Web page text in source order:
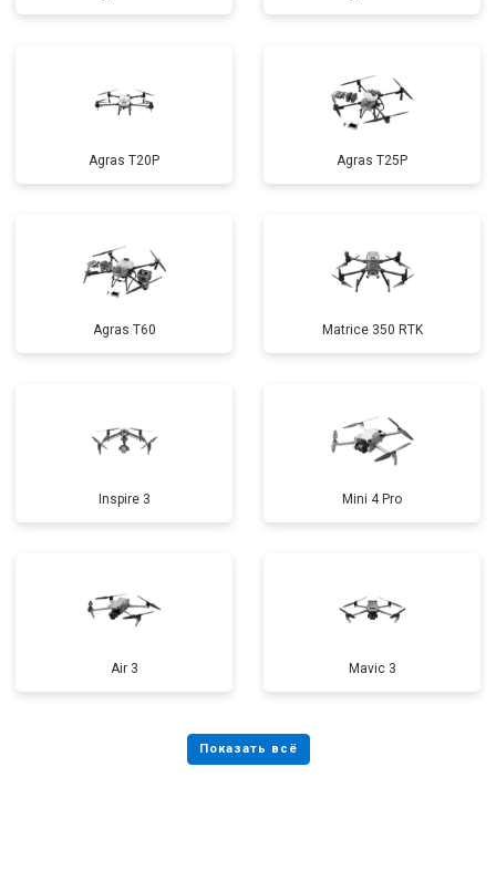
Agras T20P Agras T25P
Agras T60 Matrice 350 RTK
Inspire 3 Mini 4 Pro
Air 3 Mavic 3